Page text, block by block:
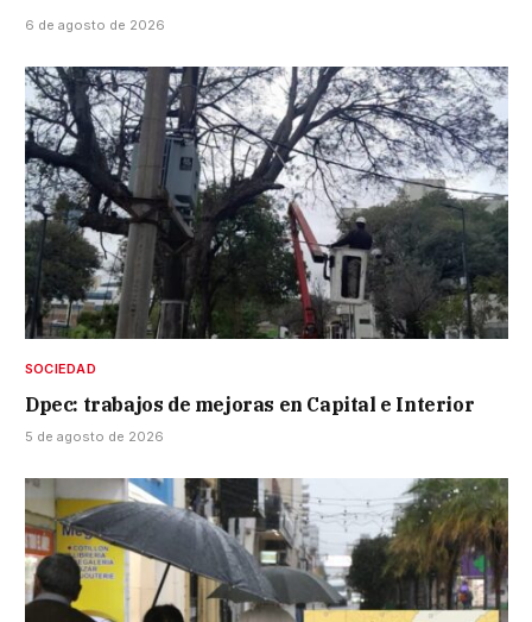
6 de agosto de 2026
SOCIEDAD
Dpec: trabajos de mejoras en Capital e Interior
5 de agosto de 2026